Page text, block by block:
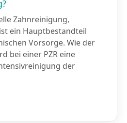
Zahnreinigung,
ein Hauptbestandteil
Vorsorge. Wie der
bei einer PZR eine
der